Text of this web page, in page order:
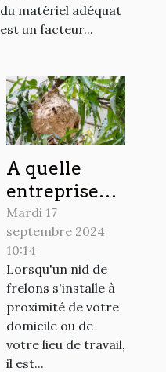
du matériel adéquat
est un facteur...
A quelle
entreprise
spécialisée
confier la
destruction
d’un nid de
frelons dans
la Sarthe ?
Mardi 17
septembre 2024
10:14
Lorsqu'un nid de
frelons s'installe à
proximité de votre
domicile ou de
votre lieu de travail,
il est...